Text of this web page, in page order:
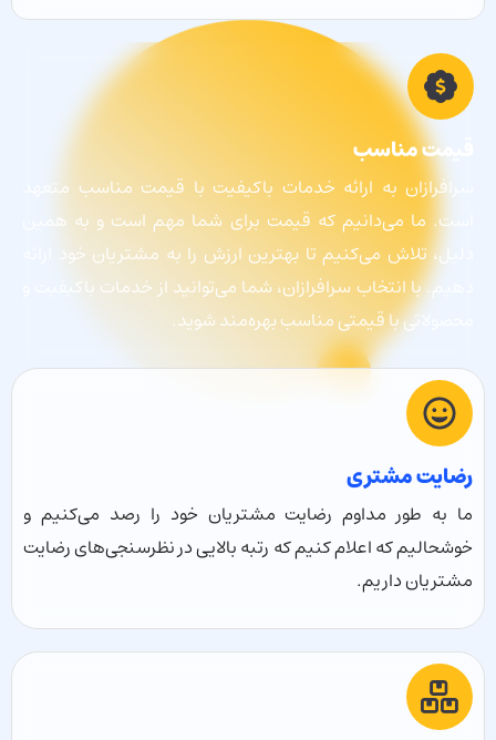
قیمت مناسب
سرافرازان به ارائه خدمات باکیفیت با قیمت مناسب متعهد
است. ما می‌دانیم که قیمت برای شما مهم است و به همین
دلیل، تلاش می‌کنیم تا بهترین ارزش را به مشتریان خود ارائه
دهیم. با انتخاب سرافرازان، شما می‌توانید از خدمات باکیفیت و
محصولاتی با قیمتی مناسب بهره‌مند شوید.
رضایت مشتری
ما به طور مداوم رضایت مشتریان خود را رصد می‌کنیم و
خوشحالیم که اعلام کنیم که رتبه بالایی در نظرسنجی‌های رضایت
مشتریان داریم.